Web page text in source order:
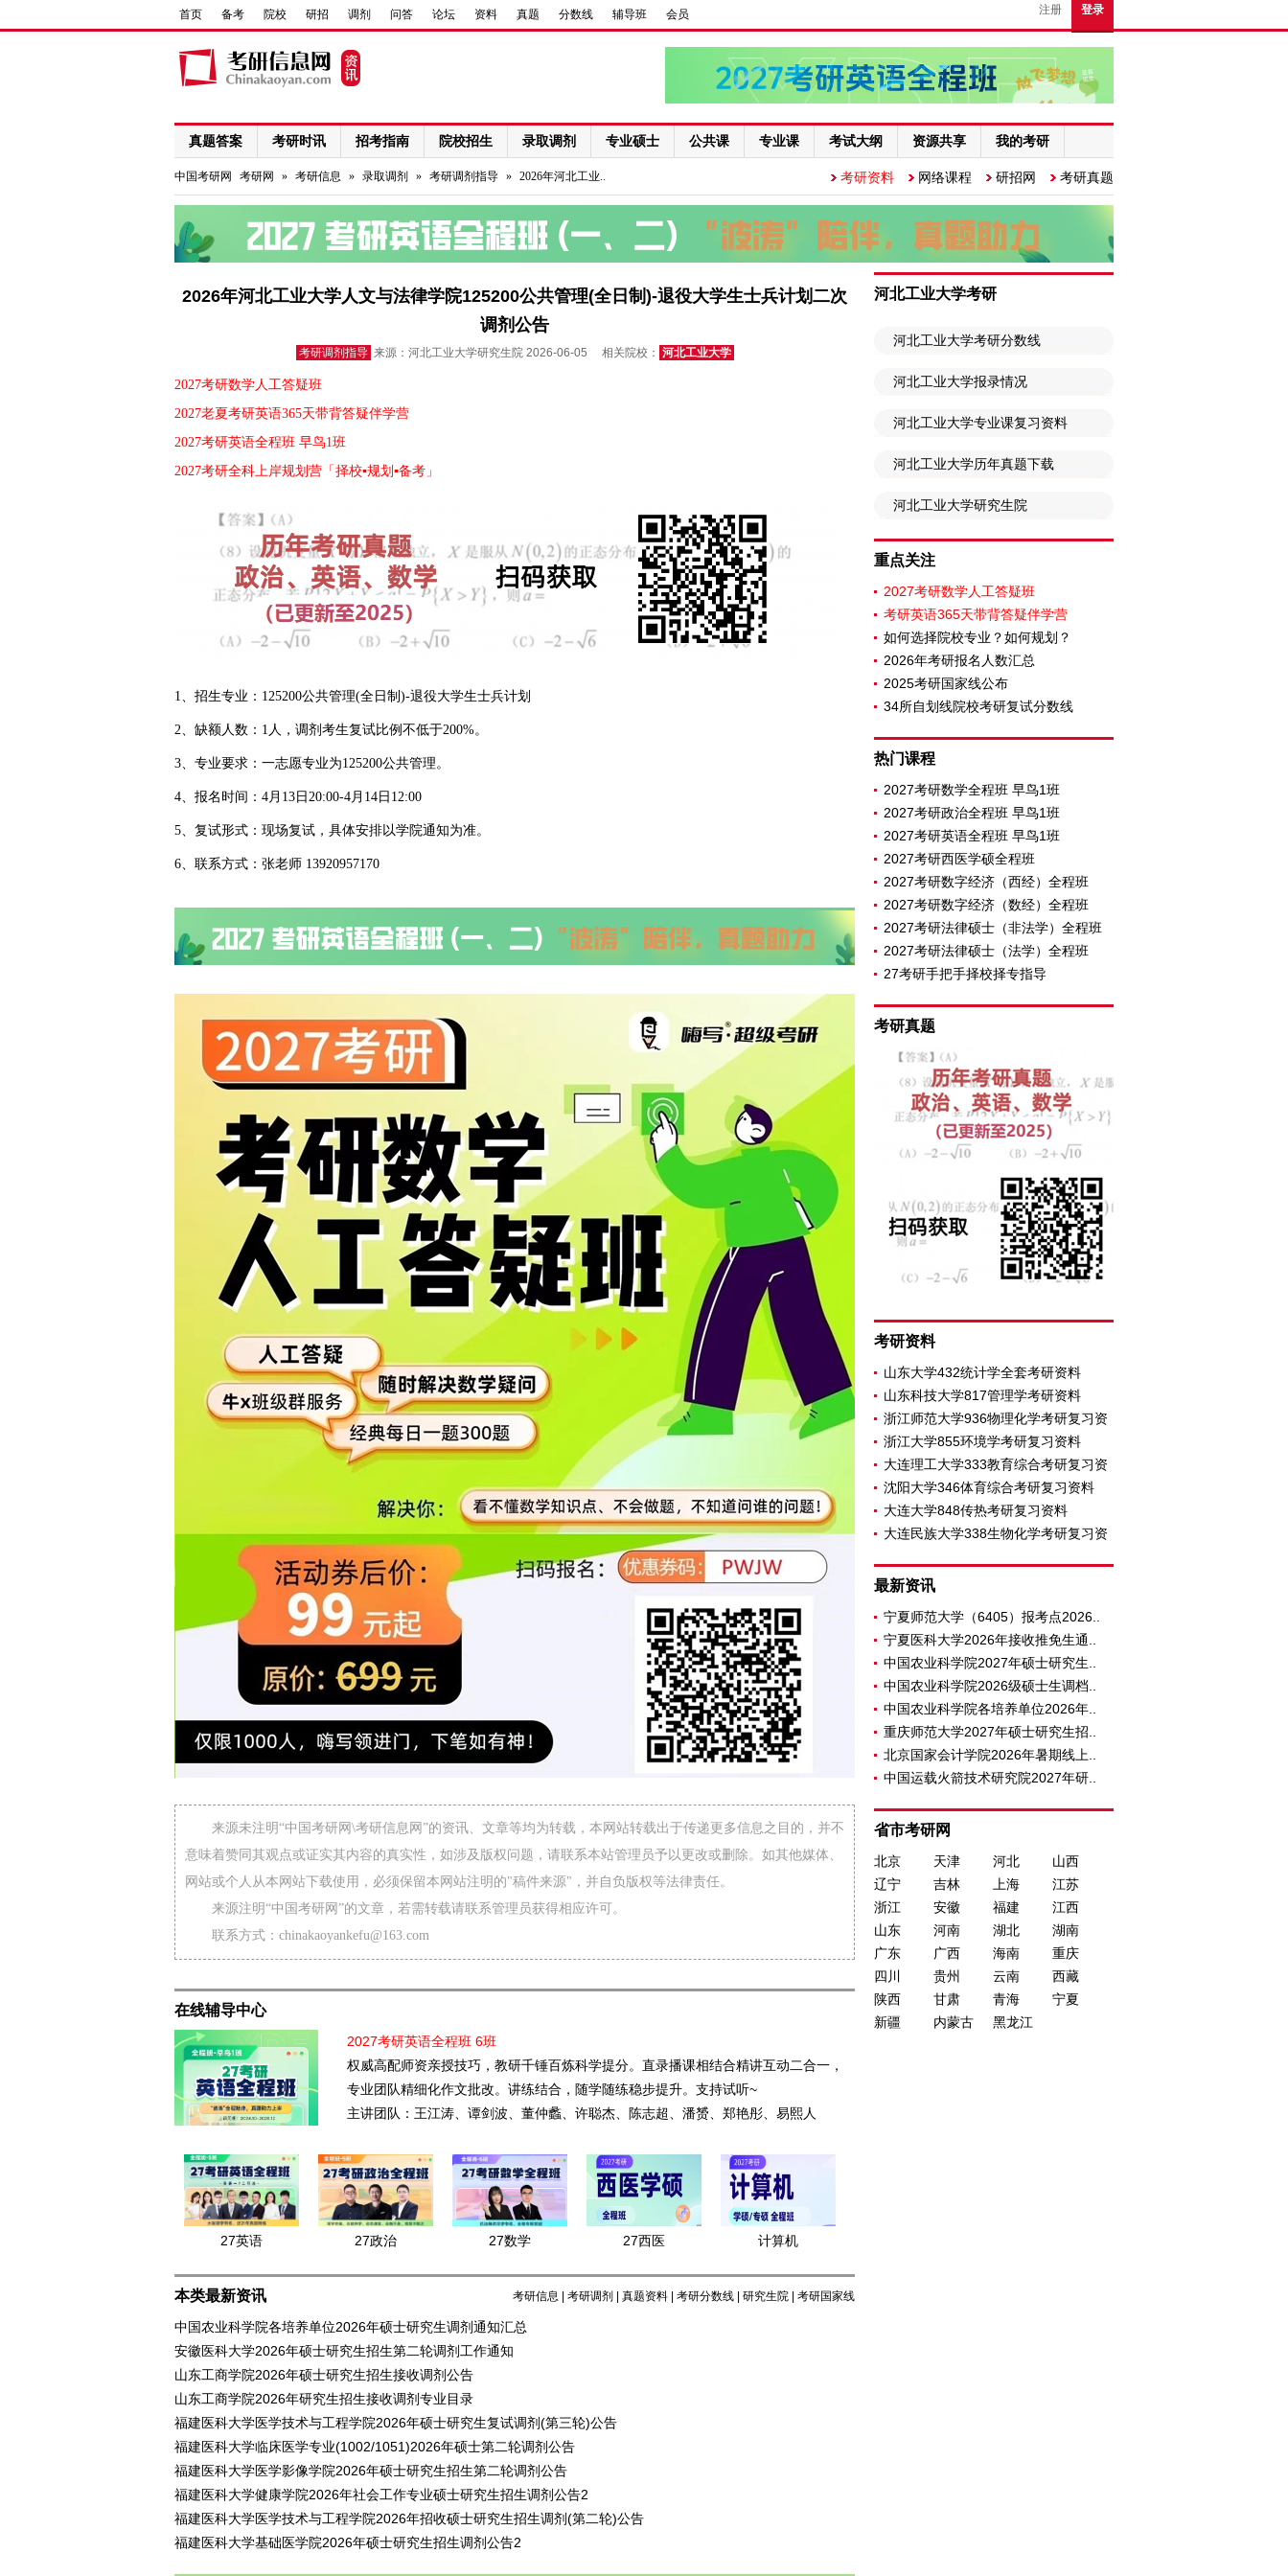
首页 备考 院校 研招 调剂 问答 论坛 资料 真题 分数线 辅导班 会员 注册 登录
真题答案 考研时讯 招考指南 院校招生 录取调剂 专业硕士 公共课 专业课 考试大纲 资源共享 我的考研
网络课程
中国考研网 考研网 » 考研信息 » 录取调剂 » 考研调剂指导 » 2026年河北工业.. 考研资料 网络课程 研招网 考研真题
2026年河北工业大学人文与法律学院125200公共管理(全日制)-退役大学生士兵计划二次
调剂公告
考研调剂指导 来源：河北工业大学研究生院 2026-06-05 相关院校： 河北工业大学
2027考研数学人工答疑班
2027老夏考研英语365天带背答疑伴学营
2027考研英语全程班 早鸟1班
2027考研全科上岸规划营「择校▪规划▪备考」
1、招生专业：125200公共管理(全日制)-退役大学生士兵计划
2、缺额人数：1人，调剂考生复试比例不低于200%。
3、专业要求：一志愿专业为125200公共管理。
4、报名时间：4月13日20:00-4月14日12:00
5、复试形式：现场复试，具体安排以学院通知为准。
6、联系方式：张老师 13920957170
来源未注明“中国考研网\考研信息网”的资讯、文章等均为转载，本网站转载出于传递更多信息之目的，并不
意味着赞同其观点或证实其内容的真实性，如涉及版权问题，请联系本站管理员予以更改或删除。如其他媒体、
网站或个人从本网站下载使用，必须保留本网站注明的"稿件来源"，并自负版权等法律责任。
来源注明“中国考研网”的文章，若需转载请联系管理员获得相应许可。
联系方式：chinakaoyankefu@163.com
在线辅导中心
2027考研英语全程班 6班
权威高配师资亲授技巧，教研千锤百炼科学提分。直录播课相结合精讲互动二合一，
专业团队精细化作文批改。讲练结合，随学随练稳步提升。支持试听~
主讲团队：王江涛、谭剑波、董仲蠡、许聪杰、陈志超、潘赟、郑艳彤、易熙人
27英语 27政治 27数学 27西医 计算机
本类最新资讯 考研信息 考研调剂 真题资料 考研分数线 研究生院 考研国家线
中国农业科学院各培养单位2026年硕士研究生调剂通知汇总
安徽医科大学2026年硕士研究生招生第二轮调剂工作通知
山东工商学院2026年硕士研究生招生接收调剂公告
山东工商学院2026年研究生招生接收调剂专业目录
福建医科大学医学技术与工程学院2026年硕士研究生复试调剂(第三轮)公告
福建医科大学临床医学专业(1002/1051)2026年硕士第二轮调剂公告
福建医科大学医学影像学院2026年硕士研究生招生第二轮调剂公告
福建医科大学健康学院2026年社会工作专业硕士研究生招生调剂公告2
福建医科大学医学技术与工程学院2026年招收硕士研究生招生调剂(第二轮)公告
福建医科大学基础医学院2026年硕士研究生招生调剂公告2
河北工业大学考研
河北工业大学考研分数线
河北工业大学报录情况
河北工业大学专业课复习资料
河北工业大学历年真题下载
河北工业大学研究生院
重点关注
2027考研数学人工答疑班
考研英语365天带背答疑伴学营
如何选择院校专业？如何规划？
2026年考研报名人数汇总
2025考研国家线公布
34所自划线院校考研复试分数线
热门课程
2027考研数学全程班 早鸟1班
2027考研政治全程班 早鸟1班
2027考研英语全程班 早鸟1班
2027考研西医学硕全程班
2027考研数字经济（西经）全程班
2027考研数字经济（数经）全程班
2027考研法律硕士（非法学）全程班
2027考研法律硕士（法学）全程班
27考研手把手择校择专指导
考研真题
考研资料
山东大学432统计学全套考研资料
山东科技大学817管理学考研资料
浙江师范大学936物理化学考研复习资
浙江大学855环境学考研复习资料
大连理工大学333教育综合考研复习资
沈阳大学346体育综合考研复习资料
大连大学848传热考研复习资料
大连民族大学338生物化学考研复习资
最新资讯
宁夏师范大学（6405）报考点2026..
宁夏医科大学2026年接收推免生通..
中国农业科学院2027年硕士研究生..
中国农业科学院2026级硕士生调档..
中国农业科学院各培养单位2026年..
重庆师范大学2027年硕士研究生招..
北京国家会计学院2026年暑期线上..
中国运载火箭技术研究院2027年研..
省市考研网
北京 天津 河北
山西
辽宁
吉林 上海
江苏
浙江
安徽 福建
江西
山东
河南 湖北
湖南
广东
广西 海南
重庆
四川
贵州 云南
西藏
陕西
甘肃 青海
宁夏
新疆
内蒙古 黑龙江